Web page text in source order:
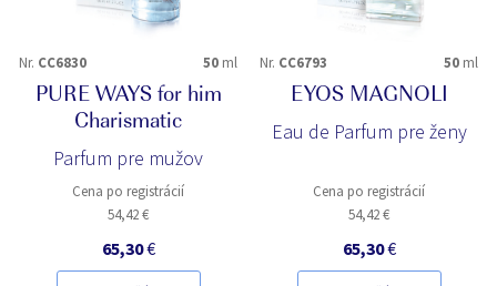
Nr. CC6830 50 ml
PURE WAYS for him
Charismatic
Parfum pre mužov
Cena po registrácií
54,42 €
65,30€
Nr. CC6793 50 ml
EYOS MAGNOLI
Eau de Parfum pre ženy
Cena po registrácií
54,42 €
65,30€